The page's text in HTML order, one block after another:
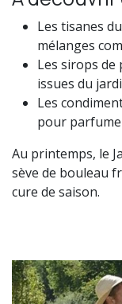
Les tisanes
mélanges
Les sirops de
issues du
Les
pour
Au printemps, le
sève de bouleau
cure de saison.